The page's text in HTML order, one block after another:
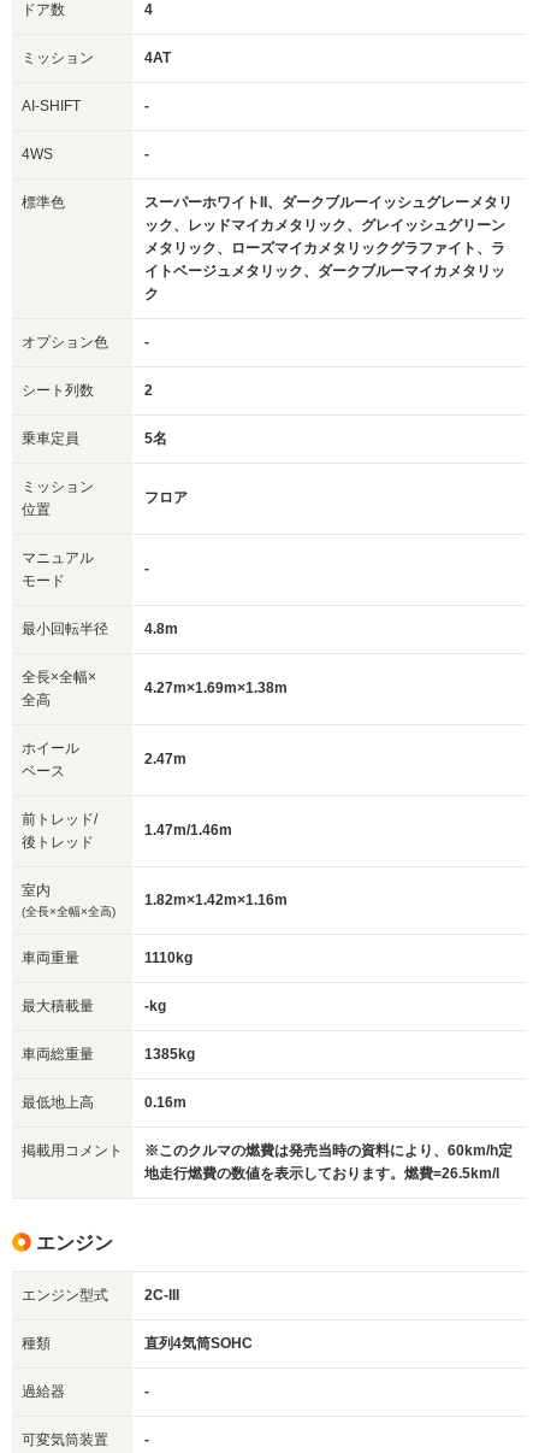
ドア数 4
ミッション 4AT
AI-SHIFT -
4WS -
標準色
スーパーホワイトII、ダークブルーイッシュグレーメタリ
ック、レッドマイカメタリック、グレイッシュグリーン
メタリック、ローズマイカメタリックグラファイト、ラ
イトベージュメタリック、ダークブルーマイカメタリッ
ク
オプション色 -
シート列数 2
乗車定員 5名
ミッション
位置
フロア
マニュアル
モード
-
最小回転半径 4.8m
全長×全幅×
全高
4.27m×1.69m×1.38m
ホイール
ベース
2.47m
前トレッド/
後トレッド
1.47m/1.46m
室内
(全長×全幅×全高)
1.82m×1.42m×1.16m
車両重量 1110kg
最大積載量 -kg
車両総重量 1385kg
最低地上高 0.16m
掲載用コメント
※このクルマの燃費は発売当時の資料により、60km/h定
地走行燃費の数値を表示しております。燃費=26.5km/l
エンジン
エンジン型式 2C-III
種類 直列4気筒SOHC
過給器 -
可変気筒装置 -